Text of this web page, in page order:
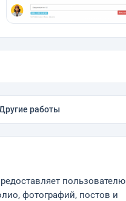
работы
пользователю
фотографий, постов и